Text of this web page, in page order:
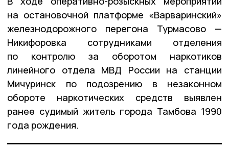
на остановочной платформе «Варваринский»
железнодорожного перегона Турмасово —
Никифоровка сотрудниками отделения
по контролю за оборотом наркотиков
линейного отдела МВД России на станции
Мичуринск по подозрению в незаконном
обороте наркотических средств выявлен
ранее судимый житель города Тамбова 1990
года рождения.